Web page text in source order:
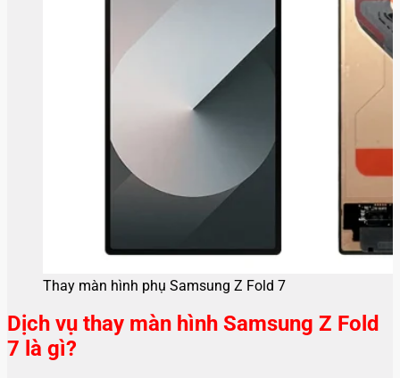
Thay màn hình phụ Samsung Z Fold 7
Dịch vụ thay màn hình Samsung Z Fold
7 là gì?